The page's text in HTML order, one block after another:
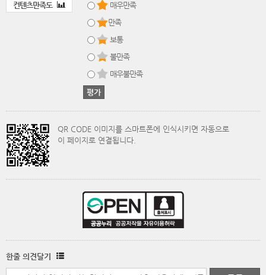
컨텐츠만족도
매우만족
만족
보통
불만족
매우불만족
QR CODE 이미지를 스마트폰에 인식시키면 자동으로
이 페이지로 연결됩니다.
한줄 의견달기